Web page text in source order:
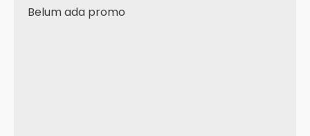
Belum ada promo